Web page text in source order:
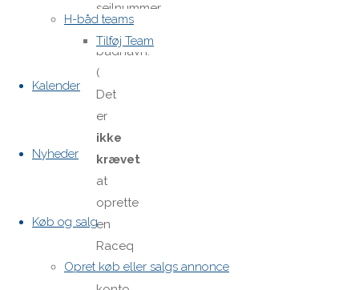
H-båd teams
Tilføj Team
Kalender
Nyheder
Køb og salg
Opret køb eller salgs annonce
sejlnummer
og
bådnavn.
(
Det
er
ikke
krævet
at
oprette
en
Raceq
-